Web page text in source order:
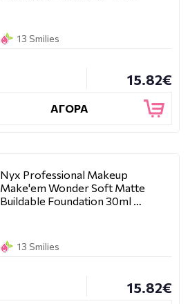
13 Smilies
15.82€
ΑΓΟΡΑ
Nyx Professional Makeup
Make'em Wonder Soft Matte
Buildable Foundation 30ml …
13 Smilies
15.82€